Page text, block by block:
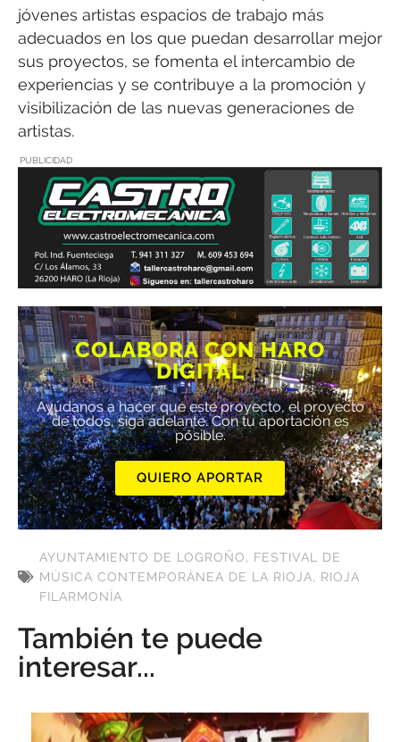
jóvenes artistas espacios de trabajo más
adecuados en los que puedan desarrollar mejor
sus proyectos, se fomenta el intercambio de
experiencias y se contribuye a la promoción y
visibilización de las nuevas generaciones de
artistas.
PUBLICIDAD
COLABORA CON HARO
DIGITAL
Ayúdanos a hacer que este proyecto, el proyecto
de todos, siga adelante. Con tu aportación es
posible.
QUIERO APORTAR
AYUNTAMIENTO DE LOGROÑO, FESTIVAL DE
MÚSICA CONTEMPORÁNEA DE LA RIOJA, RIOJA
FILARMONÍA
También te puede
interesar...